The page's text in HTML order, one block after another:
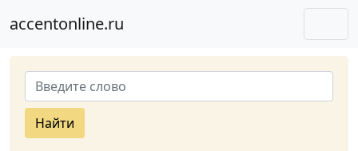
accentonline.ru
Найти